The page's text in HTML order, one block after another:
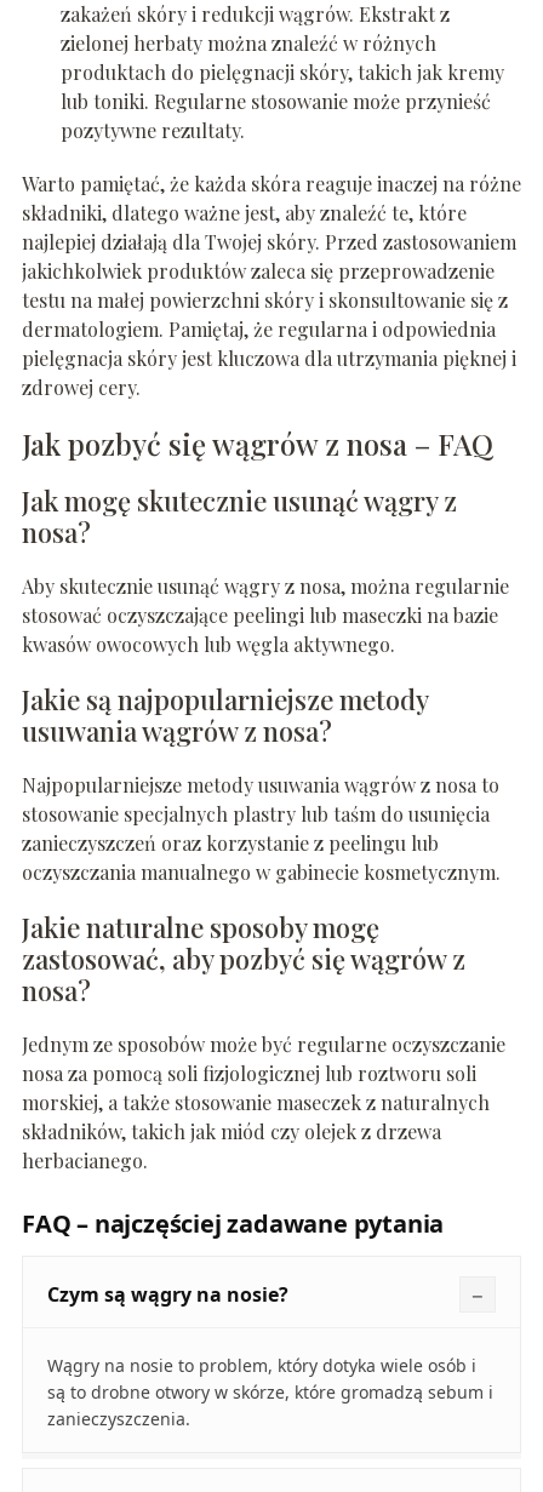
zakażeń skóry i redukcji wągrów. Ekstrakt z
zielonej herbaty można znaleźć w różnych
produktach do pielęgnacji skóry, takich jak kremy
lub toniki. Regularne stosowanie może przynieść
pozytywne rezultaty.
Warto pamiętać, że każda skóra reaguje inaczej na różne
składniki, dlatego ważne jest, aby znaleźć te, które
najlepiej działają dla Twojej skóry. Przed zastosowaniem
jakichkolwiek produktów zaleca się przeprowadzenie
testu na małej powierzchni skóry i skonsultowanie się z
dermatologiem. Pamiętaj, że regularna i odpowiednia
pielęgnacja skóry jest kluczowa dla utrzymania pięknej i
zdrowej cery.
Jak pozbyć się wągrów z nosa – FAQ
Jak mogę skutecznie usunąć wągry z
nosa?
Aby skutecznie usunąć wągry z nosa, można regularnie
stosować oczyszczające peelingi lub maseczki na bazie
kwasów owocowych lub węgla aktywnego.
Jakie są najpopularniejsze metody
usuwania wągrów z nosa?
Najpopularniejsze metody usuwania wągrów z nosa to
stosowanie specjalnych plastry lub taśm do usunięcia
zanieczyszczeń oraz korzystanie z peelingu lub
oczyszczania manualnego w gabinecie kosmetycznym.
Jakie naturalne sposoby mogę
zastosować, aby pozbyć się wągrów z
nosa?
Jednym ze sposobów może być regularne oczyszczanie
nosa za pomocą soli fizjologicznej lub roztworu soli
morskiej, a także stosowanie maseczek z naturalnych
składników, takich jak miód czy olejek z drzewa
herbacianego.
FAQ – najczęściej zadawane pytania
Czym są wągry na nosie?
Wągry na nosie to problem, który dotyka wiele osób i
są to drobne otwory w skórze, które gromadzą sebum i
zanieczyszczenia.